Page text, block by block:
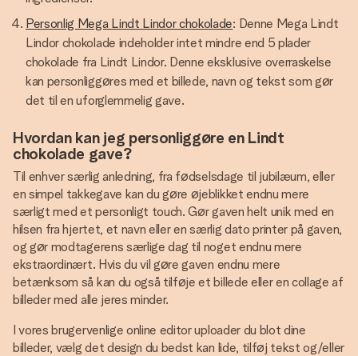
Personlig Mega Lindt Lindor chokolade: Denne Mega Lindt
Lindor chokolade indeholder intet mindre end 5 plader
chokolade fra Lindt Lindor. Denne eksklusive overraskelse
kan personliggøres med et billede, navn og tekst som gør
det til en uforglemmelig gave.
Hvordan kan jeg personliggøre en Lindt
chokolade gave?
Til enhver særlig anledning, fra fødselsdage til jubilæum, eller
en simpel takkegave kan du gøre øjeblikket endnu mere
særligt med et personligt touch. Gør gaven helt unik med en
hilsen fra hjertet, et navn eller en særlig dato printer på gaven,
og gør modtagerens særlige dag til noget endnu mere
ekstraordinært. Hvis du vil gøre gaven endnu mere
betænksom så kan du også tilføje et billede eller en collage af
billeder med alle jeres minder.
I vores brugervenlige online editor uploader du blot dine
billeder, vælg det design du bedst kan lide, tilføj tekst og/eller